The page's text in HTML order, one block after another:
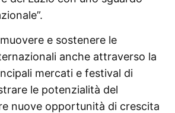
e sostenere le
anche attraverso la
mercati e festival di
le potenzialità del
nuove opportunità di crescita